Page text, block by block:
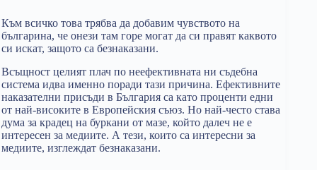
Към всичко това трябва да добавим чувството на
българина, че онези там горе могат да си правят каквото
си искат, защото са безнаказани.
Всъщност целият плач по неефективната ни съдебна
система идва именно поради тази причина. Ефективните
наказателни присъди в България са като проценти едни
от най-високите в Европейския съюз. Но най-често става
дума за крадец на буркани от мазе, който далеч не е
интересен за медиите. А тези, които са интересни за
медиите, изглеждат безнаказани.